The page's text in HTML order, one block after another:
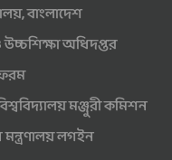
বাংলাদেশ
অধিদপ্তর
মঞ্জুরী কমিশন
লগইন